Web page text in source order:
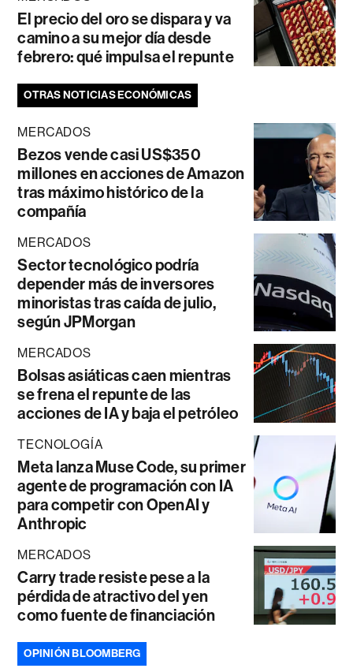
El precio del oro se dispara y va
camino a su mejor día desde
febrero: qué impulsa el repunte
OTRAS NOTICIAS ECONÓMICAS
MERCADOS
Bezos vende casi US$350
millones en acciones de Amazon
tras máximo histórico de la
compañía
MERCADOS
Sector tecnológico podría
depender más de inversores
minoristas tras caída de julio,
según JPMorgan
MERCADOS
Bolsas asiáticas caen mientras
se frena el repunte de las
acciones de IA y baja el petróleo
TECNOLOGÍA
Meta lanza Muse Code, su primer
agente de programación con IA
para competir con OpenAI y
Anthropic
MERCADOS
Carry trade resiste pese a la
pérdida de atractivo del yen
como fuente de financiación
OPINIÓN BLOOMBERG